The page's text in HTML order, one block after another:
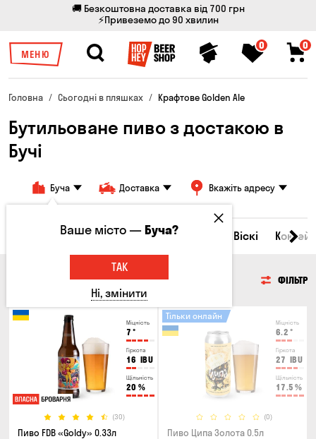
🚚 Безкоштовна доставка від 700 грн
⚡Привеземо до 90 хвилин
МЕНЮ
0 0
Головна Сьогодні в пляшках Крафтове Golden Ale
Бутильоване пиво з достакою в
Бучі
Буча Доставка Вкажіть адресу
Всі товари Пиво Сидр Віскі
ФІЛЬТР
Міцність
7 °
Гіркота
16 IBU
Щільність
20 %
(30)
Пиво FDB «Goldy» 0.33л
Міцність
6.2 °
Гіркота
27 IBU
Щільність
17.5 %
(0)
Тільки онлайн
Пиво Ципа Золота 0.5л
Ваше місто —Буча?
ТАК
Ні, змінити